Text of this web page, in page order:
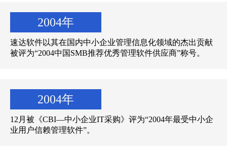
2004年
速达软件以其在国内中小企业管理信息化领域的杰出贡献
被评为“2004中国SMB推荐优秀管理软件供应商”称号。
2004年
12月被《CBI—中小企业IT采购》评为“2004年最受中小企
业用户信赖管理软件”。